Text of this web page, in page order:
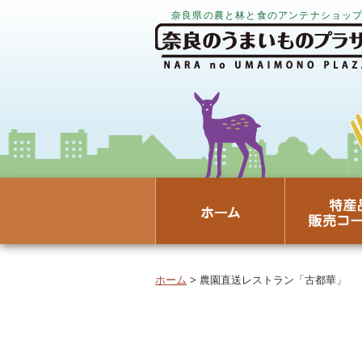
奈良県の農と林と食のアンテナショッ
ホーム > 農園直送レストラン「古都華」